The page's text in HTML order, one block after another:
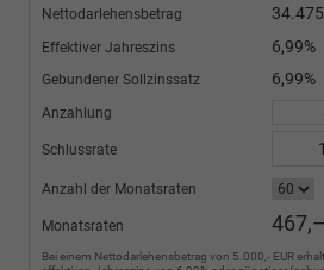
Nettodarlehensbetrag
Effektiver Jahreszins 6,99%
Gebundener Sollzinssatz 6,99%
Anzahlung
Schlussrate
Anzahl der Monatsraten
Monatsraten
Bei einem Nettodarlehensbetrag von 5.000,- EUR